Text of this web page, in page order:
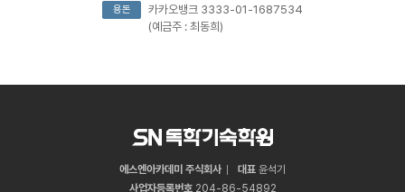
용돈
카카오뱅크 3333-01-1687534
(예금주 : 최동희)
에스엔아카데미 주식회사 대표 윤석기
사업자등록번호 204-86-54892